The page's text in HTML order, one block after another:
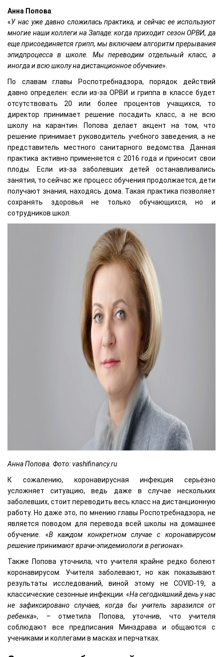
Анна Попова:
«У нас уже давно сложилась практика, и сейчас ее используют
многие наши коллеги на Западе: когда приходит сезон ОРВИ, да
еще присоединяется грипп, мы включаем алгоритм прерывания
эпидпроцесса в школе. Мы переводим отдельный класс, а
иногда и всю школу на дистанционное обучение».
По славам главы Роспотребнадзора, порядок действий
давно определен: если из-за ОРВИ и гриппа в классе будет
отсутствовать 20 или более процентов учащихся, то
директор принимает решение посадить класс, а не всю
школу на карантин. Попова делает акцент на том, что
решение принимает руководитель учебного заведения, а не
представитель местного санитарного ведомства. Данная
практика активно применяется с 2016 года и приносит свои
плоды. Если из-за заболевших детей останавливались
занятия, то сейчас же процесс обучения продолжается, дети
получают знания, находясь дома. Такая практика позволяет
сохранять здоровья не только обучающихся, но и
сотрудников школ.
Анна Попова. Фото: vashifinancy.ru
К сожалению, коронавирусная инфекция серьёзно
усложняет ситуацию, ведь даже в случае нескольких
заболевших, стоит переводить весь класс на дистанционную
работу. Но даже это, по мнению главы Роспотребнадзора, не
является поводом для перевода всей школы на домашнее
обучение. «В каждом конкретном случае с коронавирусом
решение принимают врачи-эпидемиологи в регионах».
Также Попова уточнила, что учителя крайне редко болеют
коронавирусом. Учителя заболевают, но как показывают
результаты исследований, виной этому не COVID-19, а
классические сезонные инфекции. «На сегодняшний день у нас
не зафиксировано случаев, когда бы учитель заразился от
ребенка», – отметила Попова, уточнив, что учителя
соблюдают все предписания Минздрава и общаются с
учениками и коллегами в масках и перчатках.